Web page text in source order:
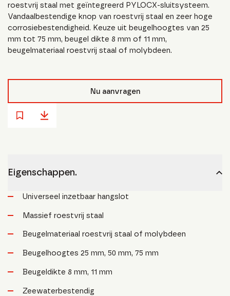
roestvrij staal met geïntegreerd PYLOCX-sluitsysteem.
Vandaalbestendige knop van roestvrij staal en zeer hoge
corrosiebestendigheid. Keuze uit beugelhoogtes van 25
mm tot 75 mm, beugel dikte 8 mm of 11 mm,
beugelmateriaal roestvrij staal of molybdeen.
Nu aanvragen
Eigenschappen.
Universeel inzetbaar hangslot
Massief roestvrij staal
Beugelmateriaal roestvrij staal of molybdeen
Beugelhoogtes 25 mm, 50 mm, 75 mm
Beugeldikte 8 mm, 11 mm
Zeewaterbestendig